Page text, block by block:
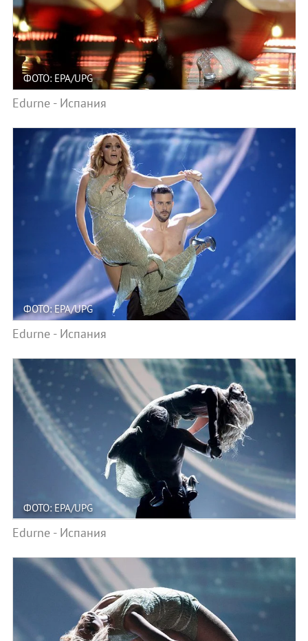
ФОТО: EPA/UPG
Edurne - Испания
ФОТО: EPA/UPG
Edurne - Испания
ФОТО: EPA/UPG
Edurne - Испания